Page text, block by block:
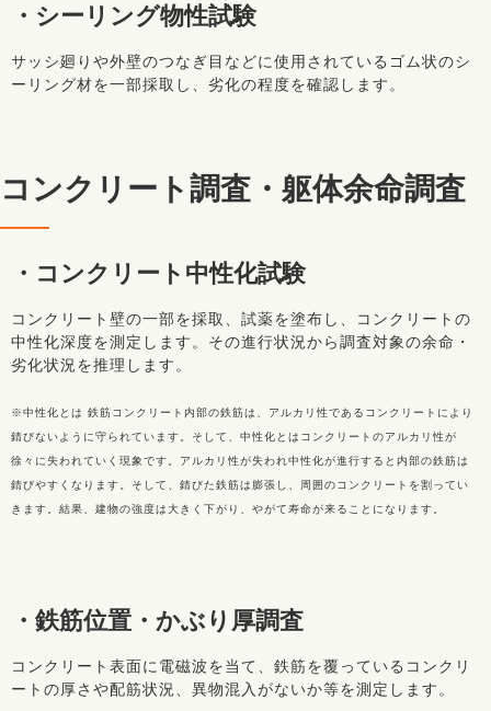
・シーリング物性試験
サッシ廻りや外壁のつなぎ目などに使用されているゴム状のシ
ーリング材を一部採取し、劣化の程度を確認します。
コンクリート調査・躯体余命調査
・コンクリート中性化試験
コンクリート壁の一部を採取、試薬を塗布し、コンクリートの
中性化深度を測定します。その進行状況から調査対象の余命・
劣化状況を推理します。
※中性化とは 鉄筋コンクリート内部の鉄筋は、アルカリ性であるコンクリートにより
錆びないように守られています。そして、中性化とはコンクリートのアルカリ性が
徐々に失われていく現象です。アルカリ性が失われ中性化が進行すると内部の鉄筋は
錆びやすくなります。そして、錆びた鉄筋は膨張し、周囲のコンクリートを割ってい
きます。結果、建物の強度は大きく下がり、やがて寿命が来ることになります。
・鉄筋位置・かぶり厚調査
コンクリート表面に電磁波を当て、鉄筋を覆っているコンクリ
ートの厚さや配筋状況、異物混入がないか等を測定します。